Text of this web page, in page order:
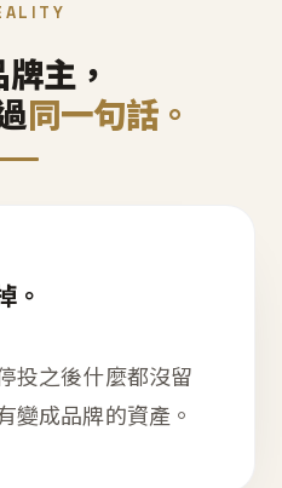
主，
同一句話。
。
投之後什麼都沒留
變成品牌的資產。